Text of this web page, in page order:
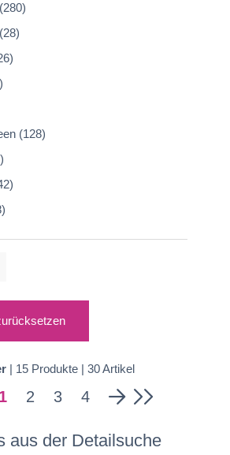
(128)
| 15 Produkte | 30 Artikel
1 2 3 4
aus der Detailsuche